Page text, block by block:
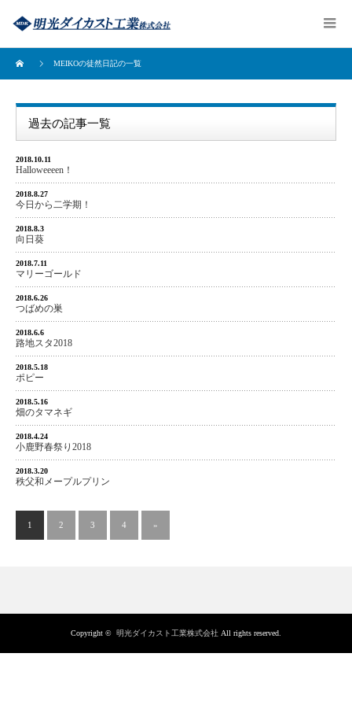
MEIKOの徒然日記の一覧
過去の記事一覧
2018.10.11
Halloweeeen！
2018.8.27
今日から二学期！
2018.8.3
向日葵
2018.7.11
マリーゴールド
2018.6.26
つばめの巣
2018.6.6
路地スタ2018
2018.5.18
ポピー
2018.5.16
畑のタマネギ
2018.4.24
小鹿野春祭り2018
2018.3.20
秩父和メープルプリン
1 2 3 4 »
Copyright © 明光ダイカスト工業株式会社 All rights reserved.